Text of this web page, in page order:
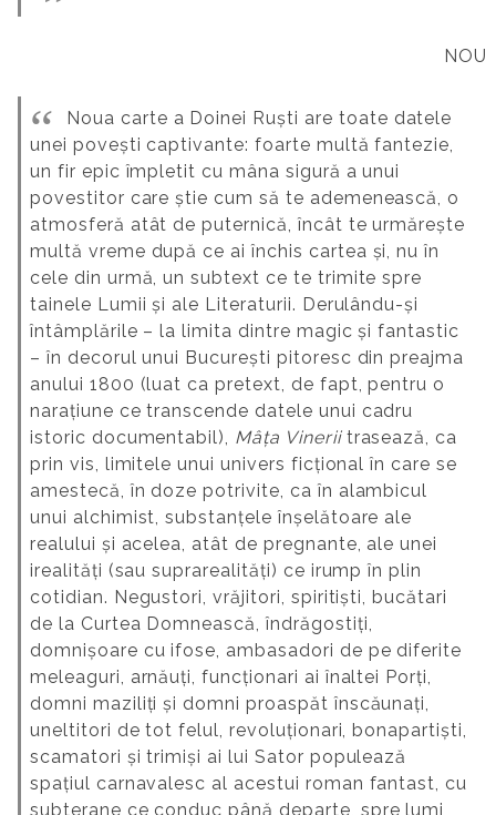
NOU
Noua carte a Doinei Ruști are toate datele
unei povești captivante: foarte multă fantezie,
un fir epic împletit cu mâna sigură a unui
povestitor care știe cum să te ademenească, o
atmosferă atât de puternică, încât te urmărește
multă vreme după ce ai închis cartea și, nu în
cele din urmă, un subtext ce te trimite spre
tainele Lumii și ale Literaturii. Derulându-și
întâmplările – la limita dintre magic și fantastic
– în decorul unui București pitoresc din preajma
anului 1800 (luat ca pretext, de fapt, pentru o
narațiune ce transcende datele unui cadru
istoric documentabil), Mâța Vineriitrasează, ca
prin vis, limitele unui univers ficțional în care se
amestecă, în doze potrivite, ca în alambicul
unui alchimist, substanțele înșelătoare ale
realului și acelea, atât de pregnante, ale unei
irealități (sau suprarealități) ce irump în plin
cotidian. Negustori, vrăjitori, spiritiști, bucătari
de la Curtea Domnească, îndrăgostiți,
domnișoare cu ifose, ambasadori de pe diferite
meleaguri, arnăuți, funcționari ai înaltei Porți,
domni maziliți și domni proaspăt înscăunați,
uneltitori de tot felul, revoluționari, bonapartiști,
scamatori și trimiși ai lui Sator populează
spațiul carnavalesc al acestui roman fantast, cu
subterane ce conduc până departe, spre lumi